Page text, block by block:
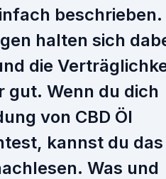
beschrieben.
halten sich
die
gut. Wenn du dich
von CBD Öl
kannst du das
Was und